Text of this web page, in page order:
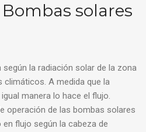
solares
la radiación solar de la zona
A medida que la
manera lo hace el flujo.
operación de las bombas solares
flujo según la cabeza de